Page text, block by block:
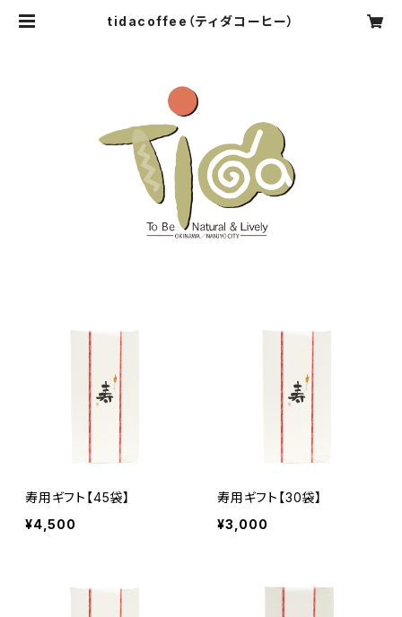
tidacoffee（ティダコーヒー）
寿用ギフト【45袋】
¥4,500
寿用ギフト【30袋】
¥3,000